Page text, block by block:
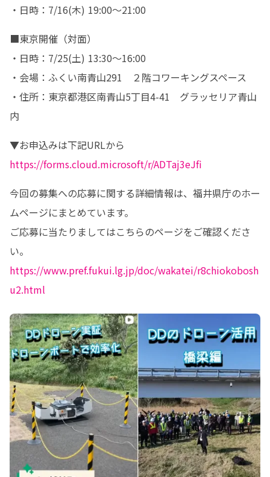
・日時：7/16(木) 19:00〜21:00
■東京開催（対面）
・日時：7/25(土) 13:30〜16:00
・会場：ふくい南青山291　２階コワーキングスペース
・住所：東京都港区南青山5丁目4-41　グラッセリア青山
内
https://forms.cloud.microsoft/r/ADTaj3eJfi
今回の募集への応募に関する詳細情報は、福井県庁のホー
ムページにまとめています。
ご応募に当たりましてはこちらのページをご確認くださ
https://www.pref.fukui.lg.jp/doc/wakatei/r8chiokobosh
u2.html